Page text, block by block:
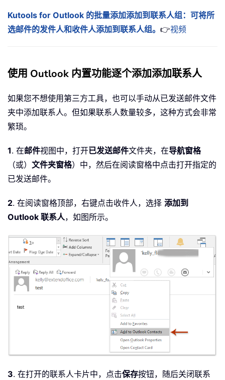
Kutools for Outlook 的批量添加添加到联系人组：可将所
选邮件的发件人和收件人添加到联系人组。 👉视频
使用 Outlook 内置功能逐个添加添加联系人
如果您不想使用第三方工具，也可以手动从已发送邮件文件
夹中添加联系人。但如果联系人数量较多，这种方式会非常
繁琐。
1. 在邮件视图中，打开已发送邮件文件夹，在导航窗格
（或） 文件夹窗格）中，然后在阅读窗格中点击打开指定的
已发送邮件。
2. 在阅读窗格顶部，右键点击收件人，选择 添加到
Outlook 联系人，如图所示。
3. 在打开的联系人卡片中，点击保存按钮，随后关闭联系